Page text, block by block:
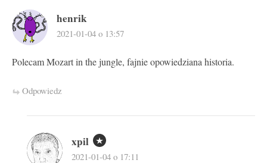
henrik
2021-01-04 o 13:57
Polecam Mozart in the jungle, fajnie opowiedziana historia.
Odpowiedz
xpil
2021-01-04 o 17:11